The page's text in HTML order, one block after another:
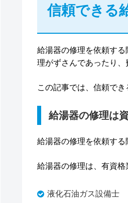
信頼できる
給湯器の修理を依頼す
理がずさんであったり
この記事では、信頼で
給湯器の修理は
給湯器の修理を依頼す
給湯器の修理は、有資
液化石油ガス設備士